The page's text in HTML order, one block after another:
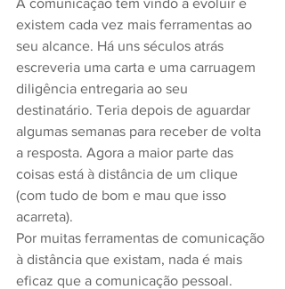
A comunicação tem vindo a evoluir e
existem cada vez mais ferramentas ao
seu alcance. Há uns séculos atrás
escreveria uma carta e uma carruagem
diligência entregaria ao seu
destinatário. Teria depois de aguardar
algumas semanas para receber de volta
a resposta. Agora a maior parte das
coisas está à distância de um clique
(com tudo de bom e mau que isso
acarreta).
Por muitas ferramentas de comunicação
à distância que existam, nada é mais
eficaz que a comunicação pessoal.